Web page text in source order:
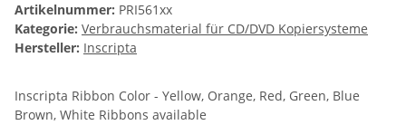
Artikelnummer: PRI561xx
Kategorie: Verbrauchsmaterial für CD/DVD Kopiersysteme
Hersteller: Inscripta
Inscripta Ribbon Color - Yellow, Orange, Red, Green, Blue
Brown, White Ribbons available